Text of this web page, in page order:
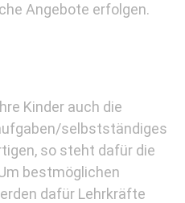
Angebote erfolgen.
Kinder auch die
selbstständiges
so steht dafür die
bestmöglichen
dafür Lehrkräfte